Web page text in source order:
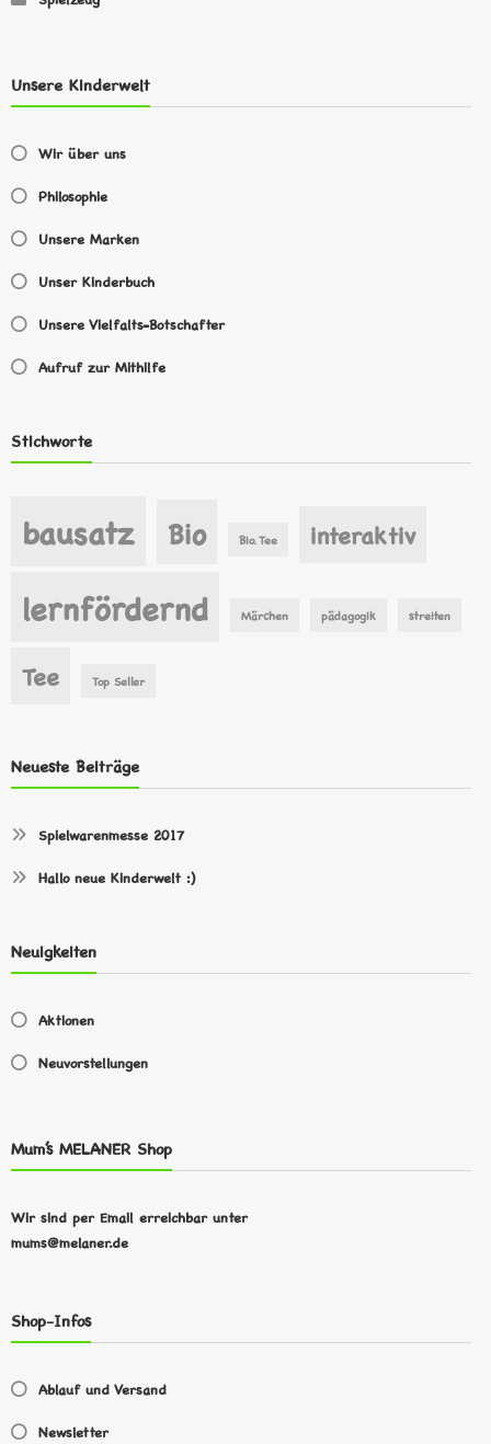
Unsere Kinderwelt
Wir über uns
Philosophie
Unsere Marken
Unser Kinderbuch
Unsere Vielfalts-Botschafter
Aufruf zur Mithilfe
Stichworte
bausatz Bio Bio. Tee interaktiv
lernfördernd Märchen pädagogik streiten
Tee Top Seller
Neueste Beiträge
Spielwarenmesse 2017
Hallo neue Kinderwelt :)
Neuigkeiten
Aktionen
Neuvorstellungen
Mum’s MELANER Shop
Wir sind per Email erreichbar unter
mums@melaner.de
Shop-Infos
Ablauf und Versand
Newsletter